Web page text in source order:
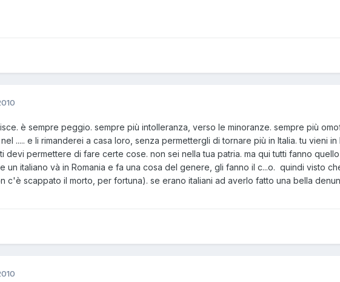
è sempre peggio. sempre più intolleranza, verso le minoranze. sempre più
..... e li rimanderei a casa loro, senza permettergli di tornare più in Italia. tu vieni
devi permettere di fare certe cose. non sei nella tua patria. ma qui tutti fanno
un italiano và in Romania e fa una cosa del genere, gli fanno il c...o. quindi visto
c'è scappato il morto, per fortuna). se erano italiani ad averlo fatto una bella